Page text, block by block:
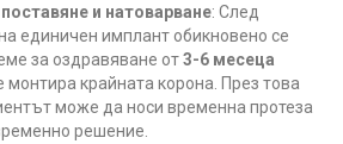
и натоварване: След
единичен имплант обикновено се
за оздравяване от3-6 месеца
монтира крайната корона. През това
може да носи временна протеза
решение.